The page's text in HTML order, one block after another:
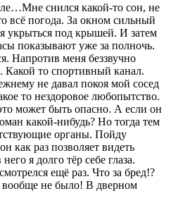
снился какой-то сон, не
всё погода. За окном сильный
укрыться под крышей. И затем
показывают уже за полночь.
Напротив меня беззвучно
Какой то спортивный канал.
не давал покоя мой сосед
то нездоровое любопытство.
может быть опасно. А если он
какой-нибудь? Но тогда тем
органы. Пойду
как раз позволяет видеть
я долго тёр себе глаза.
ещё раз. Что за бред!?
не было! В дверном